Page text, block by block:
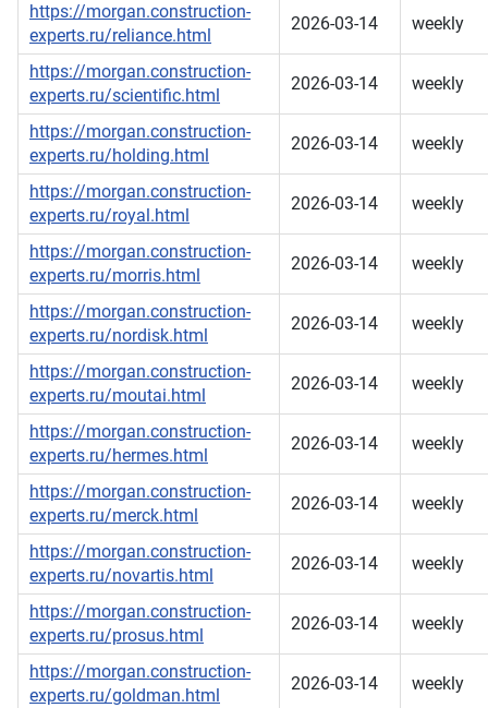
https://morgan.construction-
experts.ru/reliance.html
2026-03-14 weekly
https://morgan.construction-
experts.ru/scientific.html
2026-03-14 weekly
https://morgan.construction-
experts.ru/holding.html
2026-03-14 weekly
https://morgan.construction-
experts.ru/royal.html
2026-03-14 weekly
https://morgan.construction-
experts.ru/morris.html
2026-03-14 weekly
https://morgan.construction-
experts.ru/nordisk.html
2026-03-14 weekly
https://morgan.construction-
experts.ru/moutai.html
2026-03-14 weekly
https://morgan.construction-
experts.ru/hermes.html
2026-03-14 weekly
https://morgan.construction-
experts.ru/merck.html
2026-03-14 weekly
https://morgan.construction-
experts.ru/novartis.html
2026-03-14 weekly
https://morgan.construction-
experts.ru/prosus.html
2026-03-14 weekly
https://morgan.construction-
experts.ru/goldman.html
2026-03-14 weekly